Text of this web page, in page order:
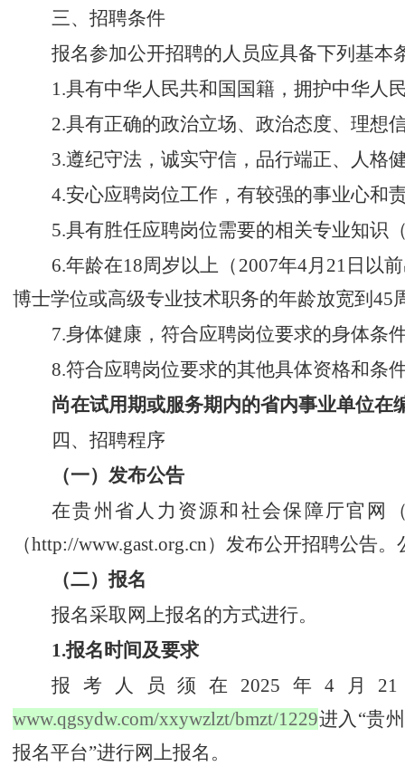
三、招聘条件
报名参加公开招聘的人员应具备下列基本
1.具有中华人民共和国国籍，拥护中华人
2.具有正确的政治立场、政治态度、理想
3.遵纪守法，诚实守信，品行端正、人格
4.安心应聘岗位工作，有较强的事业心和
5.具有胜任应聘岗位需要的相关专业知识
6.年龄在18周岁以上（ 2007年4月 21 日以
博士学位或高级专业技术职务的年龄放宽到 45
7.身体健康，符合应聘岗位要求的身体条
8.符合应聘岗位要求的其他具体资格和条
尚在试用期或服务期内的省内事业单位
四、招聘程序
（一）发布公告
在贵州省人力资源和社会保障厅官网
（http://www.gast.org.cn） 发布公开招聘公告。
（二）报名
报名采取网上报名的方式进行。
1.报名时间及要求
报考人员须在 2025 年 4月 21
www.qgsydw.com/xxywzlzt/bmzt/1229进入 “贵
报名平台”进行网上报名 。